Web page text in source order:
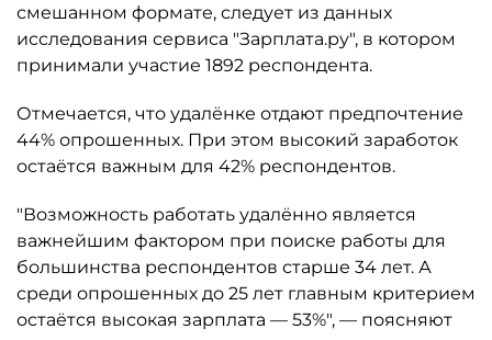
смешанном формате, следует из данных
исследования сервиса "Зарплата.ру", в котором
принимали участие 1892 респондента.
Отмечается, что удалёнке отдают предпочтение
44% опрошенных. При этом высокий заработок
остаётся важным для 42% респондентов.
"Возможность работать удалённо является
важнейшим фактором при поиске работы для
большинства респондентов старше 34 лет. А
среди опрошенных до 25 лет главным критерием
остаётся высокая зарплата — 53%", — поясняют